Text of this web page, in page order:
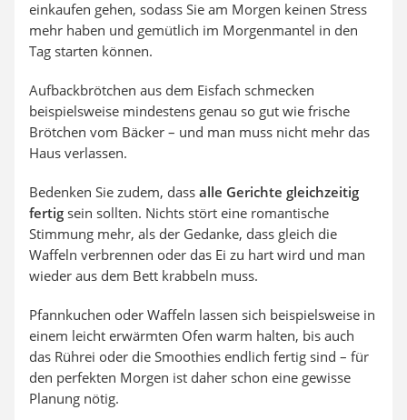
einkaufen gehen, sodass Sie am Morgen keinen Stress
mehr haben und gemütlich im Morgenmantel in den
Tag starten können.
Aufbackbrötchen aus dem Eisfach schmecken
beispielsweise mindestens genau so gut wie frische
Brötchen vom Bäcker – und man muss nicht mehr das
Haus verlassen.
Bedenken Sie zudem, dass alle Gerichte gleichzeitig
fertig sein sollten. Nichts stört eine romantische
Stimmung mehr, als der Gedanke, dass gleich die
Waffeln verbrennen oder das Ei zu hart wird und man
wieder aus dem Bett krabbeln muss.
Pfannkuchen oder Waffeln lassen sich beispielsweise in
einem leicht erwärmten Ofen warm halten, bis auch
das Rührei oder die Smoothies endlich fertig sind – für
den perfekten Morgen ist daher schon eine gewisse
Planung nötig.